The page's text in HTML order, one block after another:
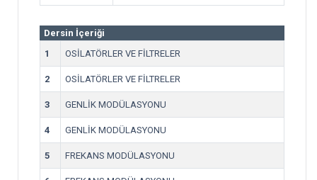
Dersin İçeriği
1
OSİLATÖRLER VE FİLTRELER
2 OSİLATÖRLER VE FİLTRELER
3 GENLİK MODÜLASYONU
4 GENLİK MODÜLASYONU
5 FREKANS MODÜLASYONU